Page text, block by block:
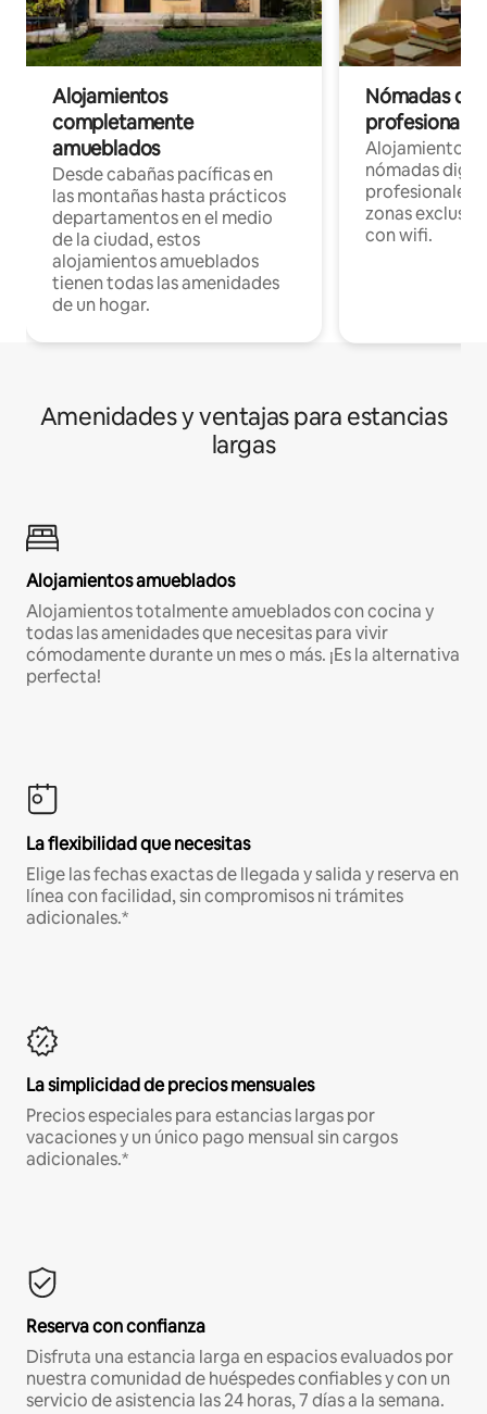
Alojamientos
completamente
amueblados
Desde cabañas pacíficas en
las montañas hasta prácticos
departamentos en el medio
de la ciudad, estos
alojamientos amueblados
tienen todas las amenidades
de un hogar.
Nómadas
Alojamientos
nómadas
profesionales
zonas
con wifi.
Amenidades y ventajas para estancias
largas
Alojamientos amueblados
Alojamientos totalmente amueblados con cocina y
todas las amenidades que necesitas para vivir
cómodamente durante un mes o más. ¡Es la alternativa
perfecta!
La flexibilidad que necesitas
Elige las fechas exactas de llegada y salida y reserva en
línea con facilidad, sin compromisos ni trámites
adicionales.*
La simplicidad de precios mensuales
Precios especiales para estancias largas por
vacaciones y un único pago mensual sin cargos
adicionales.*
Reserva con confianza
Disfruta una estancia larga en espacios evaluados por
nuestra comunidad de huéspedes confiables y con un
servicio de asistencia las 24 horas, 7 días a la semana.